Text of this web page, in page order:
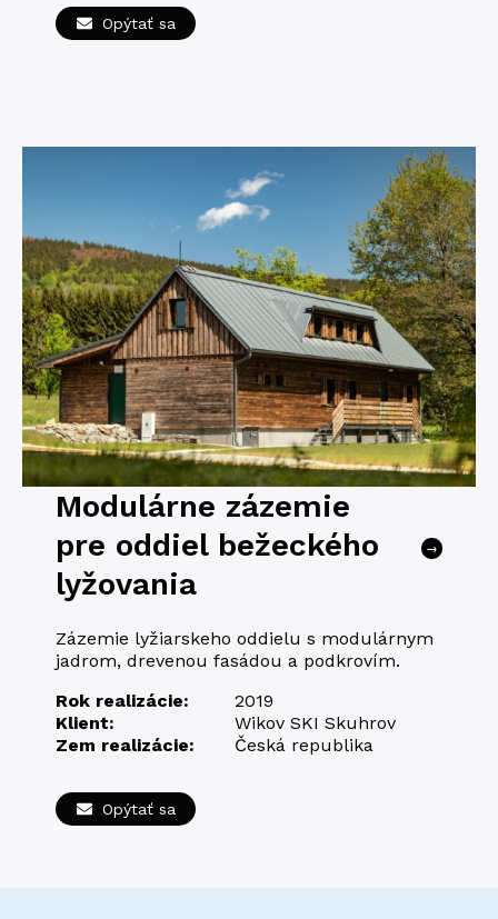
Opýtať sa
Modulárne zázemie
pre oddiel bežeckého
lyžovania
→
Zázemie lyžiarskeho oddielu s modulárnym
jadrom, drevenou fasádou a podkrovím.
Rok realizácie:
2019
Klient:
Wikov SKI Skuhrov
Zem realizácie:
Česká republika
Opýtať sa